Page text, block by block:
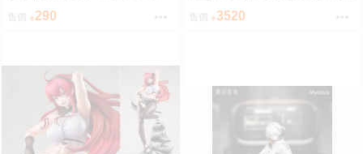
ル・ウィザードと12人の花嫁
(4)」
售價 290
模型收藏 Vol.2 8入 超商付款免訂
售價 3520